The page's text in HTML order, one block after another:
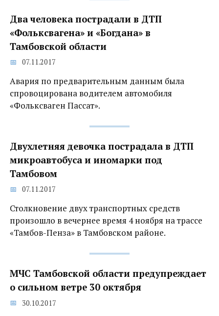
Два человека пострадали в ДТП
«Фольксвагена» и «Богдана» в
Тамбовской области
07.11.2017
Авария по предварительным данным была
спровоцирована водителем автомобиля
«Фольксваген Пассат».
Двухлетняя девочка пострадала в ДТП
микроавтобуса и иномарки под
Тамбовом
07.11.2017
Столкновение двух транспортных средств
произошло в вечернее время 4 ноября на трассе
«Тамбов-Пенза» в Тамбовском районе.
МЧС Тамбовской области предупреждает
о сильном ветре 30 октября
30.10.2017